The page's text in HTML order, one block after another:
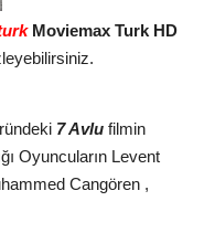
Moviemax Turk HD
7 Avlu filmin
Oyuncuların Levent
Cangören ,